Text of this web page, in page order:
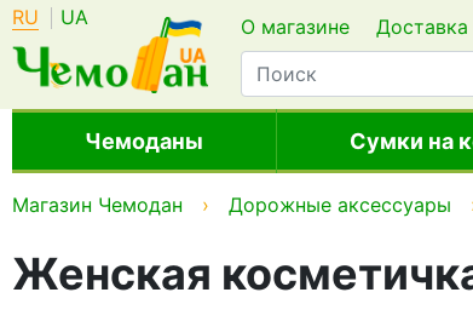
RU UA О магазине Доставка
Чемоданы Сумки на
Магазин Чемодан Дорожные аксессуары
Женская